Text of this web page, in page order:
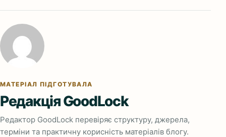
МАТЕРІАЛ ПІДГОТУВАЛА
Редакція GoodLock
Редактор GoodLock перевіряє структуру, джерела,
терміни та практичну корисність матеріалів блогу.